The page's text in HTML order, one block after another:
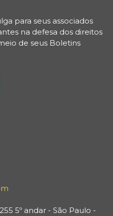
para seus associados
na defesa dos direitos
de seus Boletins
5º andar - São Paulo -